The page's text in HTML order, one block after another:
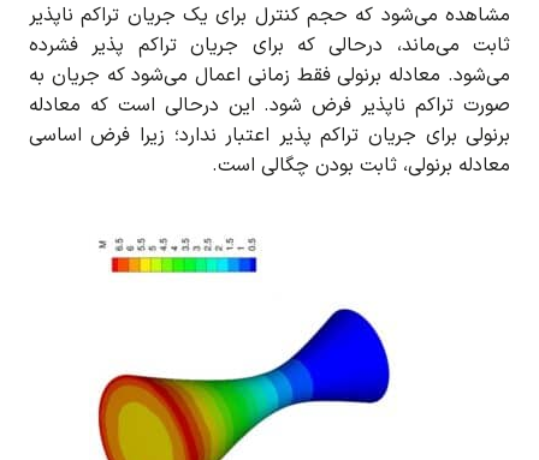
مشاهده می‌شود که حجم کنترل برای یک جریان تراکم ناپذیر
ثابت می‌ماند، درحالی که برای جریان تراکم پذیر فشرده
می‌شود. معادله برنولی فقط زمانی اعمال می‌شود که جریان به
صورت تراکم ناپذیر فرض شود. این درحالی است که معادله
برنولی برای جریان تراکم پذیر اعتبار ندارد؛ زیرا فرض اساسی
معادله برنولی، ثابت بودن چگالی است.